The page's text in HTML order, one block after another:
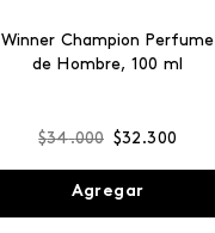
Winner Champion Perfume
de Hombre, 100 ml
$34.000 $32 .300
Agregar